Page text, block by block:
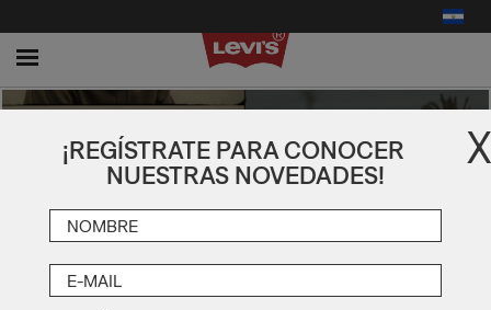
Toggle
X
¡REGÍSTRATE PARA CONOCER
NUESTRAS NOVEDADES!